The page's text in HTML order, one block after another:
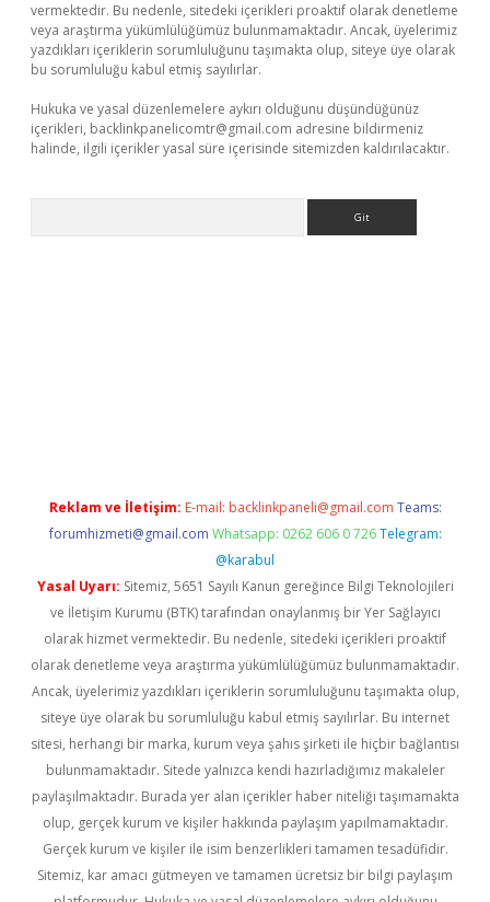
vermektedir. Bu nedenle, sitedeki içerikleri proaktif olarak denetleme
veya araştırma yükümlülüğümüz bulunmamaktadır. Ancak, üyelerimiz
yazdıkları içeriklerin sorumluluğunu taşımakta olup, siteye üye olarak
bu sorumluluğu kabul etmiş sayılırlar.
Hukuka ve yasal düzenlemelere aykırı olduğunu düşündüğünüz
içerikleri, backlinkpanelicomtr@gmail.com adresine bildirmeniz
halinde, ilgili içerikler yasal süre içerisinde sitemizden kaldırılacaktır.
Reklam ve İletişim: E-mail: backlinkpaneli@gmail.com Teams:
forumhizmeti@gmail.com Whatsapp: 0262 606 0 726 Telegram:
@karabul
Yasal Uyarı: Sitemiz, 5651 Sayılı Kanun gereğince Bilgi Teknolojileri
ve İletişim Kurumu (BTK) tarafından onaylanmış bir Yer Sağlayıcı
olarak hizmet vermektedir. Bu nedenle, sitedeki içerikleri proaktif
olarak denetleme veya araştırma yükümlülüğümüz bulunmamaktadır.
Ancak, üyelerimiz yazdıkları içeriklerin sorumluluğunu taşımakta olup,
siteye üye olarak bu sorumluluğu kabul etmiş sayılırlar. Bu internet
sitesi, herhangi bir marka, kurum veya şahıs şirketi ile hiçbir bağlantısı
bulunmamaktadır. Sitede yalnızca kendi hazırladığımız makaleler
paylaşılmaktadır. Burada yer alan içerikler haber niteliği taşımamakta
olup, gerçek kurum ve kişiler hakkında paylaşım yapılmamaktadır.
Gerçek kurum ve kişiler ile isim benzerlikleri tamamen tesadüfidir.
Sitemiz, kar amacı gütmeyen ve tamamen ücretsiz bir bilgi paylaşım